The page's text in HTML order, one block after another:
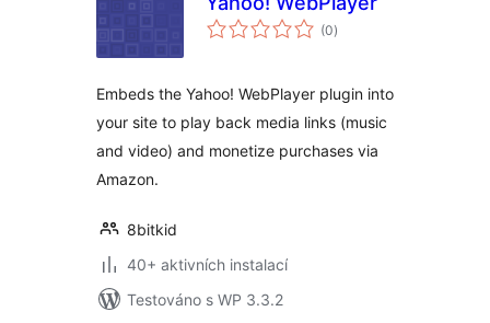
(0celkové
hodnocení
)
Embeds the Yahoo! WebPlayer plugin into
your site to play back media links (music
and video) and monetize purchases via
Amazon.
8bitkid
40+ aktivních instalací
Testováno s WP 3.3.2